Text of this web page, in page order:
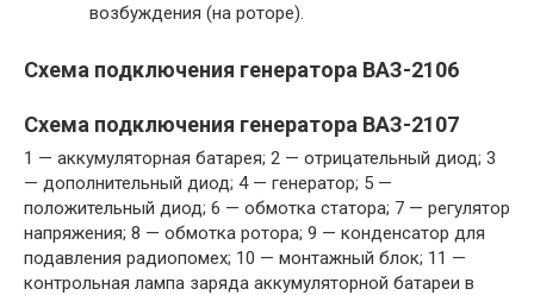
возбуждения (на роторе).
Схема подключения генератора ВАЗ-2106
Схема подключения генератора ВАЗ-2107
1 — аккумуляторная батарея; 2 — отрицательный диод; 3
— дополнительный диод; 4 — генератор; 5 —
положительный диод; 6 — обмотка статора; 7 — регулятор
напряжения; 8 — обмотка ротора; 9 — конденсатор для
подавления радиопомех; 10 — монтажный блок; 11 —
контрольная лампа заряда аккумуляторной батареи в